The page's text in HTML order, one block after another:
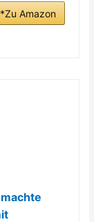
*Zu Amazon